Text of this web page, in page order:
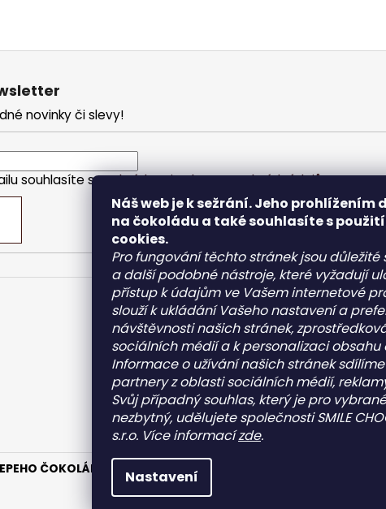
Náš web je k sežrání. Jeho prohlížením
na čokoládu a také souhlasíte s
cookies.
Pro fungování těchto stránek jsou důležité
a další podobné nástroje, které vyžadují
přístup k údajům ve Vašem internetové
slouží k ukládání Vašeho nastavení a
návštěvnosti našich stránek,
sociálních médií a k personalizaci obsahu
Informace o užívání našich stránek
partnery z oblasti sociálních médií,
Svůj případný souhlas, který je pro
nezbytný, udělujete společnosti SMILE
s.r.o. Více informacízde.
Nastavení
novinky či slevy!
souhlasíte spodmínkami ochrany osobních údajů
Kontakt
info@pepehocokolady.cz
+420702085600
+420702085600
Pepeho čokolády
pepehocokolady.cz
ČOKOLÁDY s.r.o. . Všechna práva vyhrazena.